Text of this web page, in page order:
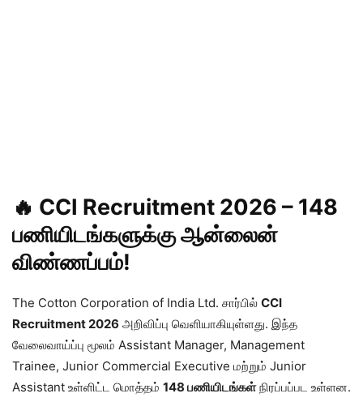
🔥 CCI Recruitment 2026 – 148
பணியிடங்களுக்கு ஆன்லைன்
விண்ணப்பம்!
The Cotton Corporation of India Ltd. சார்பில் CCI
Recruitment 2026 அறிவிப்பு வெளியாகியுள்ளது. இந்த
வேலைவாய்ப்பு மூலம் Assistant Manager, Management
Trainee, Junior Commercial Executive மற்றும் Junior
Assistant உள்ளிட்ட மொத்தம் 148 பணியிடங்கள்நிரப்பப்பட உள்ளன.